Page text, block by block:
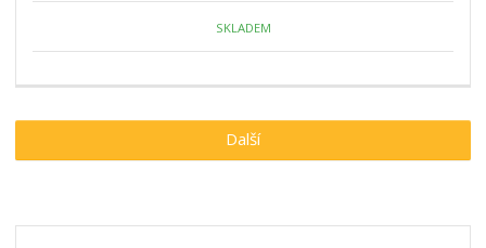
SKLADEM
Další